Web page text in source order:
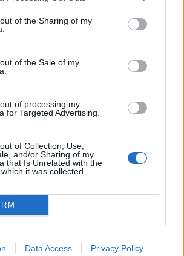
of the Sharing of my
of the Sale of my
of processing my
for Targeted Advertising.
of Collection, Use,
and/or Sharing of my
that Is Unrelated with the
it was collected.
Data Access Privacy Policy
35 cm
TL
2
96 (710kg)
Radiální
19
2
A